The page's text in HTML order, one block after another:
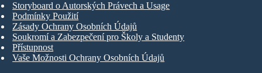
Storyboard o Autorských Právech a Usage
Podmínky Použití
Zásady Ochrany Osobních Údajů
Soukromí a Zabezpečení pro Školy a Studenty
Přístupnost
Vaše Možnosti Ochrany Osobních Údajů